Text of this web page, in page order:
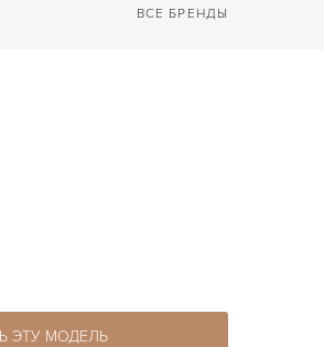
ВСЕ БРЕНДЫ
ЭТУ МОДЕЛЬ